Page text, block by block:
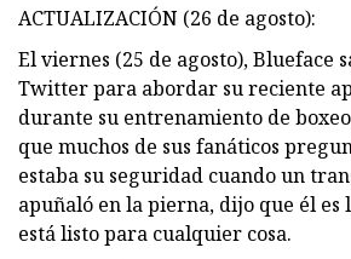
ACTUALIZACIÓN (26 de agosto):
El viernes (25 de agosto), Blueface
Twitter para abordar su reciente
durante su entrenamiento de
que muchos de sus fanáticos
estaba su seguridad cuando un
apuñaló en la pierna, dijo que él es
está listo para cualquier cosa.